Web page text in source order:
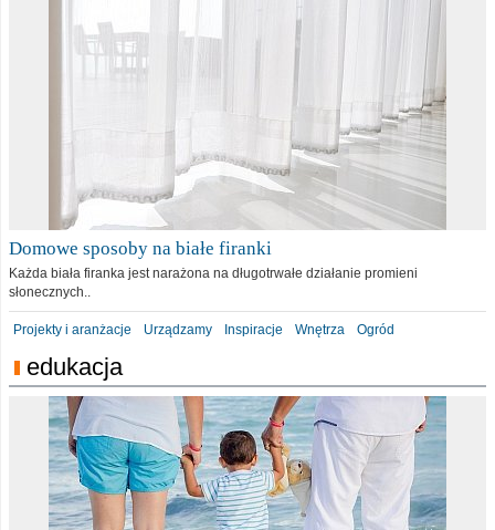
Domowe sposoby na białe firanki
Każda biała firanka jest narażona na długotrwałe działanie promieni
słonecznych..
Projekty i aranżacje Urządzamy Inspiracje Wnętrza Ogród
edukacja